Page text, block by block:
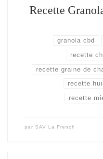
Recette
granola cbd
recette
recette graine de
recette
recette
par SAV La French